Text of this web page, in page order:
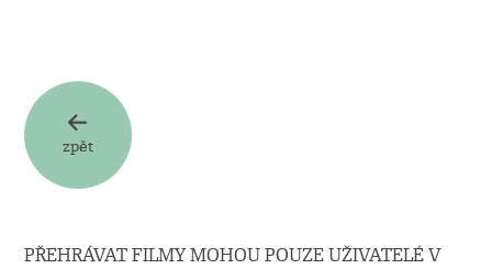
zpět
PŘEHRÁVAT FILMY MOHOU POUZE UŽIVATELÉ V